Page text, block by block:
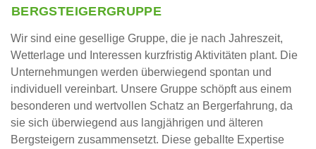
BERGSTEIGERGRUPPE
Wir sind eine gesellige Gruppe, die je nach Jahreszeit,
Wetterlage und Interessen kurzfristig Aktivitäten plant. Die
Unternehmungen werden überwiegend spontan und
individuell vereinbart. Unsere Gruppe schöpft aus einem
besonderen und wertvollen Schatz an Bergerfahrung, da
sie sich überwiegend aus langjährigen und älteren
Bergsteigern zusammensetzt. Diese geballte Expertise